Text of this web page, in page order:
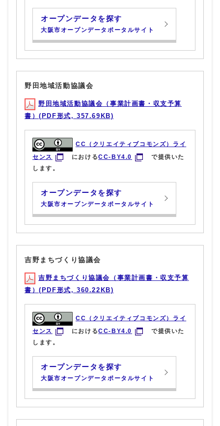
オープンデータを探す
大阪市オープンデータポータルサイト
野田地域活動協議会
野田地域活動協議会（事業計画書・収支予算
書）(PDF形式, 357.69KB)
CC（クリエイティブコモンズ）ライ
センス
におけるCC-BY4.0
で提供いた
します。
オープンデータを探す
大阪市オープンデータポータルサイト
吉野まちづくり協議会
吉野まちづくり協議会（事業計画書・収支予算
書）(PDF形式, 360.22KB)
CC（クリエイティブコモンズ）ライ
センス
におけるCC-BY4.0
で提供いた
します。
オープンデータを探す
大阪市オープンデータポータルサイト